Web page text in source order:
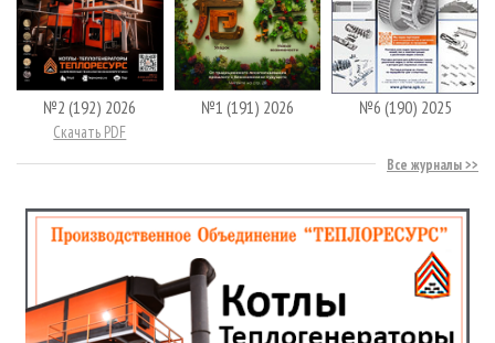
№2 (192) 2026
Скачать PDF
№1 (191) 2026 №6 (190) 2025
Все журналы